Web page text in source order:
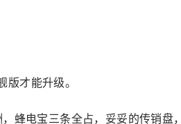
才能升级。
蜂电宝三条全占，妥妥的传销盘